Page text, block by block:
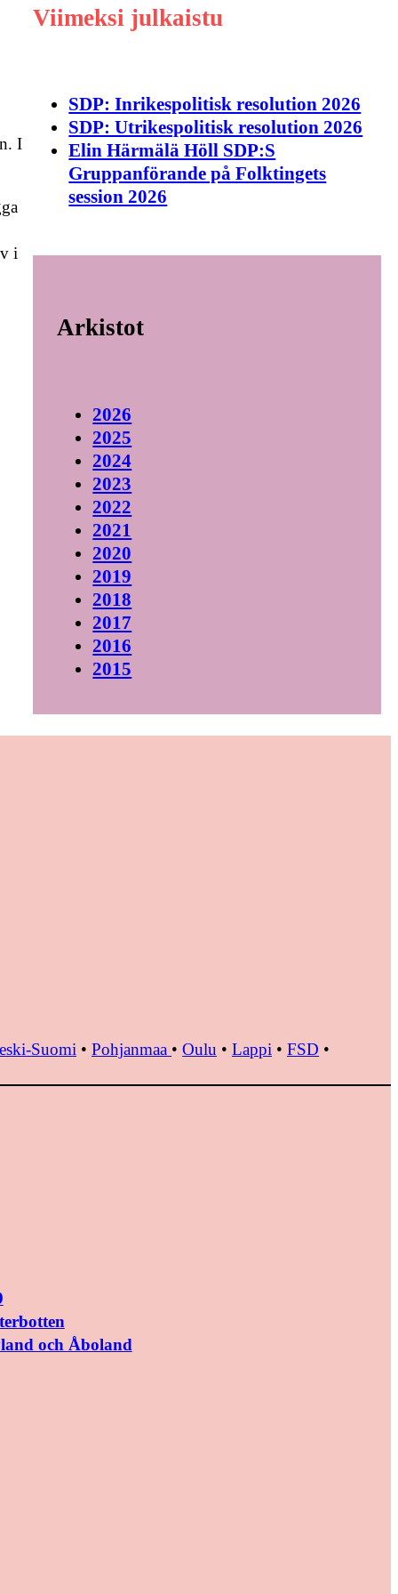
I
i
Viimeksi julkaistu
SDP: Inrikespolitisk resolution 2026
SDP: Utrikespolitisk resolution 2026
Elin Härmälä Höll SDP:S
Gruppanförande på Folktingets
session 2026
Arkistot
2026
2025
2024
2023
2022
2021
2020
2019
2018
2017
2016
2015
Suomi • Pohjanmaa • Oulu • Lappi • FSD •
och Åboland